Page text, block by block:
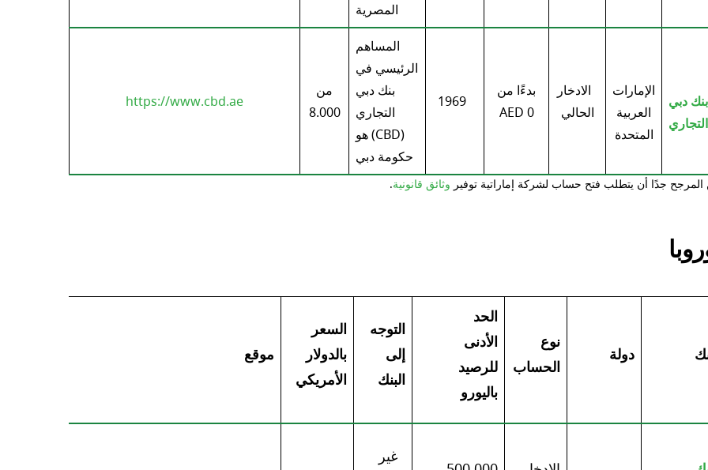
المصرية
بنك دبي
التجاري
الإمارات
العربية
المتحدة
الادخار
الحالي
بدءًا من
0 AED
1969
المساهم
الرئيسي في
بنك دبي
التجاري
(CBD) هو
حكومة دبي
من
8.000
https://www.cbd.ae
جدًا أن يتطلب فتح حساب لشركة إماراتية توفير وثائق قانونية.
دولة
نوع
الحساب
الحد
الأدنى
للرصيد
باليورو
التوجه
إلى
البنك
السعر
بالدولار
الأمريكي
موقع
غير